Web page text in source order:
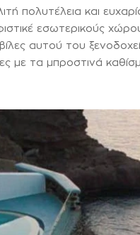
πολυτέλεια και
εσωτερικούς
αυτού του
με τα μπροστινά